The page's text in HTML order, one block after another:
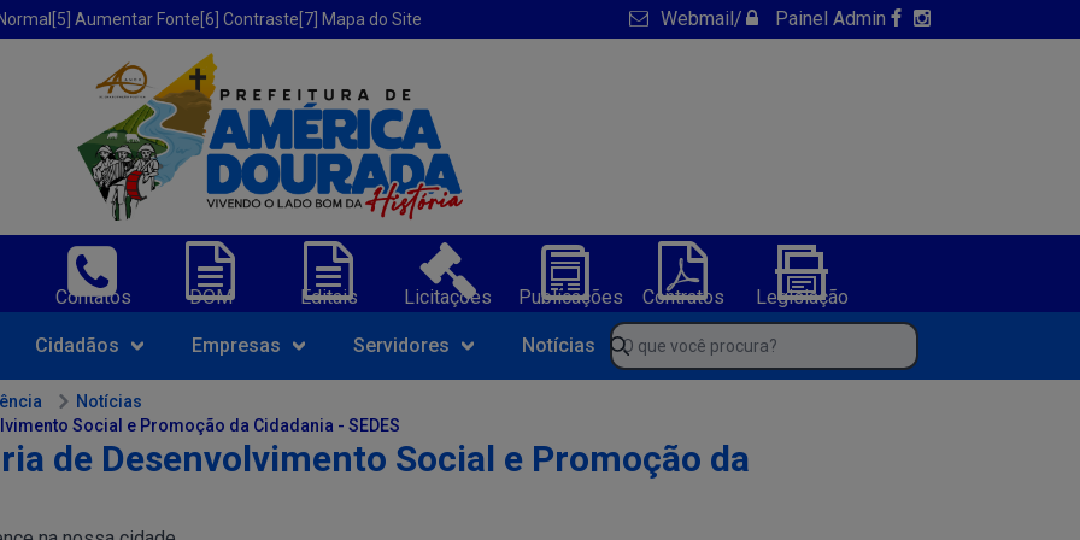
[5] Aumentar Fonte [6] Contraste [7] Mapa do Site Webmail/ Painel Admin
Dourada-BA;
Contatos DOM Editais Licitações Publicações Contratos Legislação
Navegue pelo portal da Prefeitura de America Dourada-BA
O que você procura?
Cidadãos Empresas Servidores Notícias
Notícias
Social e Promoção da Cidadania - SEDES
de Desenvolvimento Social e Promoção da